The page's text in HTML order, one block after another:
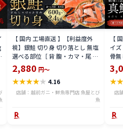
【 国内 工場直送 】【利益度外
視】銀鮭 切り身 切り落とし 無塩
選べる部位［ 背 腹・カマ・尾 ］
600g〜2.4kg 骨取り・骨無し 骨
あり 切り落とし 骨取り・骨無し
切身 ses2301-12ka
2,880 円～
★★★★★ 4.16
店舗：越前ガニ・鮮魚専門店 魚屋とび
魚
【
イ
骨
(真
ライ
★
店